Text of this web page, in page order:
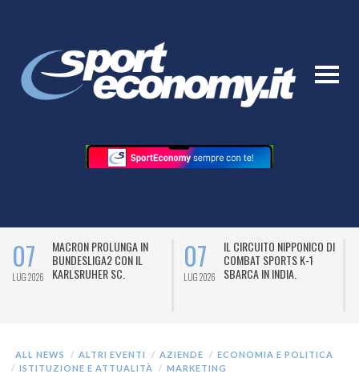
07
LUG 2026
MACRON PROLUNGA IN
BUNDESLIGA2 CON IL
KARLSRUHER SC.
07
LUG 2026
IL CIRCUITO NIPPONICO DI
COMBAT SPORTS K-1
SBARCA IN INDIA.
ALL NEWS ALTRI EVENTI AZIENDE
ECONOMIA E POLITICA
ISTITUZIONE E ATTUALITÀ
MARKETING